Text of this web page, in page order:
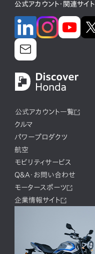
公式アカウント・関連サイト
公式アカウント一覧
クルマ
パワープロダクツ
航空
モビリティサービス
Q&A・お問い合わせ
モータースポーツ
企業情報サイト